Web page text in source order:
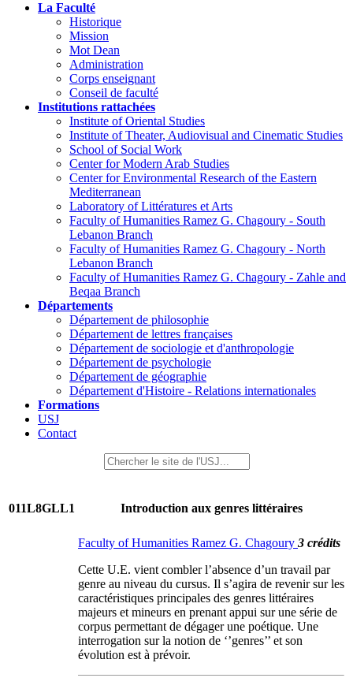
La Faculté
Historique
Mission
Mot Dean
Administration
Corps enseignant
Conseil de faculté
Institutions rattachées
Institute of Oriental Studies
Institute of Theater, Audiovisual and Cinematic Studies
School of Social Work
Center for Modern Arab Studies
Center for Environmental Research of the Eastern
Mediterranean
Laboratory of Littératures et Arts
Faculty of Humanities Ramez G. Chagoury - South
Lebanon Branch
Faculty of Humanities Ramez G. Chagoury - North
Lebanon Branch
Faculty of Humanities Ramez G. Chagoury - Zahle and
Beqaa Branch
Départements
Département de philosophie
Département de lettres françaises
Département de sociologie et d'anthropologie
Département de psychologie
Département de géographie
Département d'Histoire - Relations internationales
Formations
USJ
Contact
011L8GLL1 Introduction aux genres littéraires
Faculty of Humanities Ramez G. Chagoury 3 crédits
Cette U.E. vient combler l’absence d’un travail par
genre au niveau du cursus. Il s’agira de revenir sur les
caractéristiques principales des genres littéraires
majeurs et mineurs en prenant appui sur une série de
corpus permettant de dégager une poétique. Une
interrogation sur la notion de ‘’genres’’ et son
évolution est à prévoir.